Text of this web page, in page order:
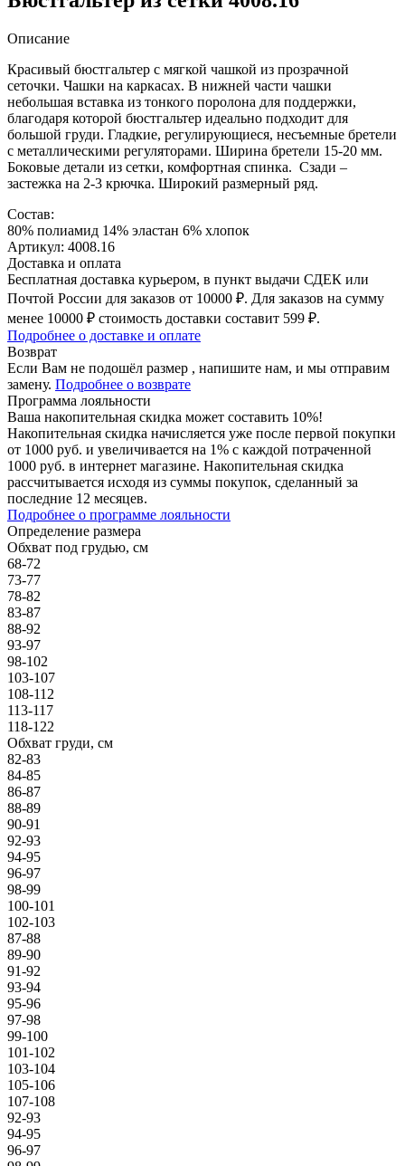
Описание
Красивый бюстгальтер с мягкой чашкой из прозрачной
сеточки. Чашки на каркасах. В нижней части чашки
небольшая вставка из тонкого поролона для поддержки,
благодаря которой бюстгальтер идеально подходит для
большой груди. Гладкие, регулирующиеся, несъемные бретели
с металлическими регуляторами. Ширина бретели 15-20 мм.
Боковые детали из сетки, комфортная спинка. Сзади –
застежка на 2-3 крючка. Широкий размерный ряд.
Состав:
80% полиамид 14% эластан 6% хлопок
Артикул: 4008.16
Доставка и оплата
Бесплатная доставка курьером, в пункт выдачи СДЕК или
Почтой России для заказов от 10000 ₽. Для заказов на сумму
менее 10000 ₽ стоимость доставки составит 599 ₽.
Подробнее о доставке и оплате
Возврат
Если Вам не подошёл размер , напишите нам, и мы отправим
замену. Подробнее о возврате
Программа лояльности
Ваша накопительная скидка может составить 10%!
Накопительная скидка начисляется уже после первой покупки
от 1000 руб. и увеличивается на 1% с каждой потраченной
1000 руб. в интернет магазине. Накопительная скидка
рассчитывается исходя из суммы покупок, сделанный за
последние 12 месяцев.
Подробнее о программе лояльности
Определение размера
Обхват под грудью, см
68-72
73-77
78-82
83-87
88-92
93-97
98-102
103-107
108-112
113-117
118-122
Обхват груди, см
82-83
84-85
86-87
88-89
90-91
92-93
94-95
96-97
98-99
100-101
102-103
87-88
89-90
91-92
93-94
95-96
97-98
99-100
101-102
103-104
105-106
107-108
92-93
94-95
96-97